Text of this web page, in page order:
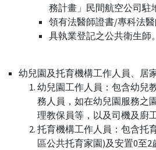
務計畫」民間航空公司駐
領有法醫師證書/專科法醫
具執業登記之公共衛生師。
幼兒園及托育機構工作人員、居
幼兒園工作人員：包含幼兒
務人員，如在幼兒園服務之
理教保員等，以及司機及廚
托育機構工作人員：包含托
區公共托育家園)及安置0至